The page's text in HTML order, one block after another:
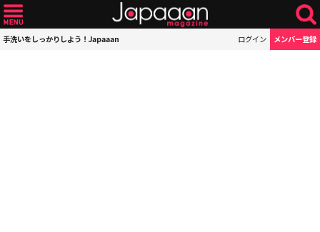
手洗いをしっかりしよう！Japaaan ログイン メンバー登録